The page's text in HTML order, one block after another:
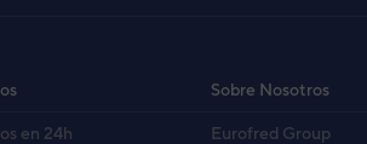
en 24h
Sobre Nosotros
Eurofred Group